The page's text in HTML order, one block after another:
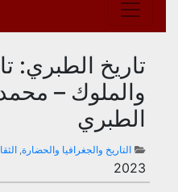
تاريخ الطبري:
والملوك –
الطبري
التاريخ والجغرافيا والحضارة,
2023